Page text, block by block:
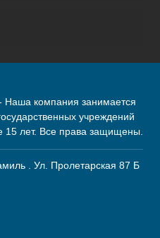
компания занимается
учреждений
лет. Все права защищены.
. Ул. Пролетарская 87 Б